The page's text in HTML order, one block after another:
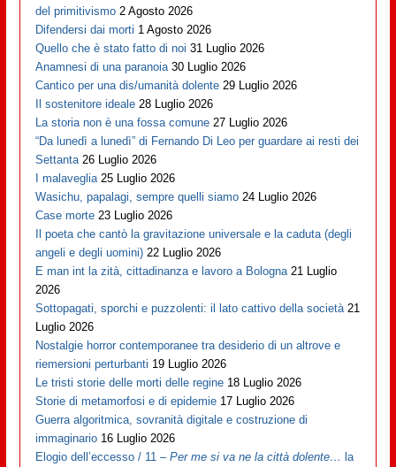
del primitivismo 2 Agosto 2026
Difendersi dai morti 1 Agosto 2026
Quello che è stato fatto di noi 31 Luglio 2026
Anamnesi di una paranoia 30 Luglio 2026
Cantico per una dis/umanità dolente 29 Luglio 2026
Il sostenitore ideale 28 Luglio 2026
La storia non è una fossa comune 27 Luglio 2026
“Da lunedì a lunedì” di Fernando Di Leo per guardare ai resti dei
Settanta 26 Luglio 2026
I malaveglia 25 Luglio 2026
Wasichu, papalagi, sempre quelli siamo 24 Luglio 2026
Case morte 23 Luglio 2026
Il poeta che cantò la gravitazione universale e la caduta (degli
angeli e degli uomini) 22 Luglio 2026
E man int la zità, cittadinanza e lavoro a Bologna 21 Luglio
2026
Sottopagati, sporchi e puzzolenti: il lato cattivo della società 21
Luglio 2026
Nostalgie horror contemporanee tra desiderio di un altrove e
riemersioni perturbanti 19 Luglio 2026
Le tristi storie delle morti delle regine 18 Luglio 2026
Storie di metamorfosi e di epidemie 17 Luglio 2026
Guerra algoritmica, sovranità digitale e costruzione di
immaginario 16 Luglio 2026
Elogio dell’eccesso / 11 –Per me si va ne la città dolente… la